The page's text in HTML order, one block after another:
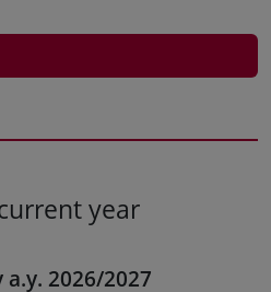
year
2026/2027